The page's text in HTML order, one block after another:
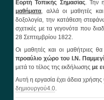
Εορτή Τοπικής Σημασίας. Την
μαθήματα , αλλά οι μαθητές
δοξολογία, την κατάθεση
σχετικές με τα γεγονότα που
28 Σεπτεμβρίου 1822.
Οι μαθητές και οι μαθήτριες
προαύλιο χώρο του Ι.Ν.
μετά το τέλος της εκδήλωσης με
Αυτή η εργασία έχει άδεια χρήσης
δημιουργού4.0.